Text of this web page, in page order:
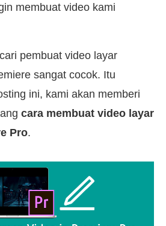
membuat video kami
pembuat video layar
sangat cocok. Itu
ini, kami akan memberi
cara membuat video layar
Pro.